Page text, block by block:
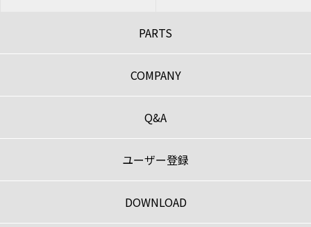
PARTS
COMPANY
Q&A
ユーザー登録
DOWNLOAD